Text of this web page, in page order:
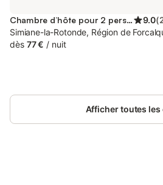
Chambre d’hôte pour 2 personnes 9.0(
Simiane-la-Rotonde, Région de
dès 77 € / nuit
Afficher toutes les